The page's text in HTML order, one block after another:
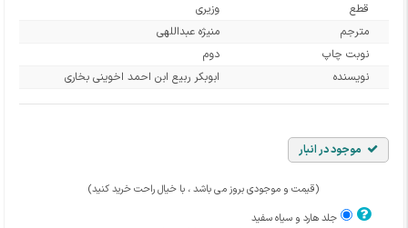
قطع
وزیری
مترجم
منیژه عبداللهی
نوبت چاپ
دوم
نویسنده
ابوبکر ربیع ابن احمد اخوینی بخاری
موجود در انبار
(قیمت و موجودی بروز می باشد ، با خیال راحت خرید کنید)
جلد هارد و سیاه سفید